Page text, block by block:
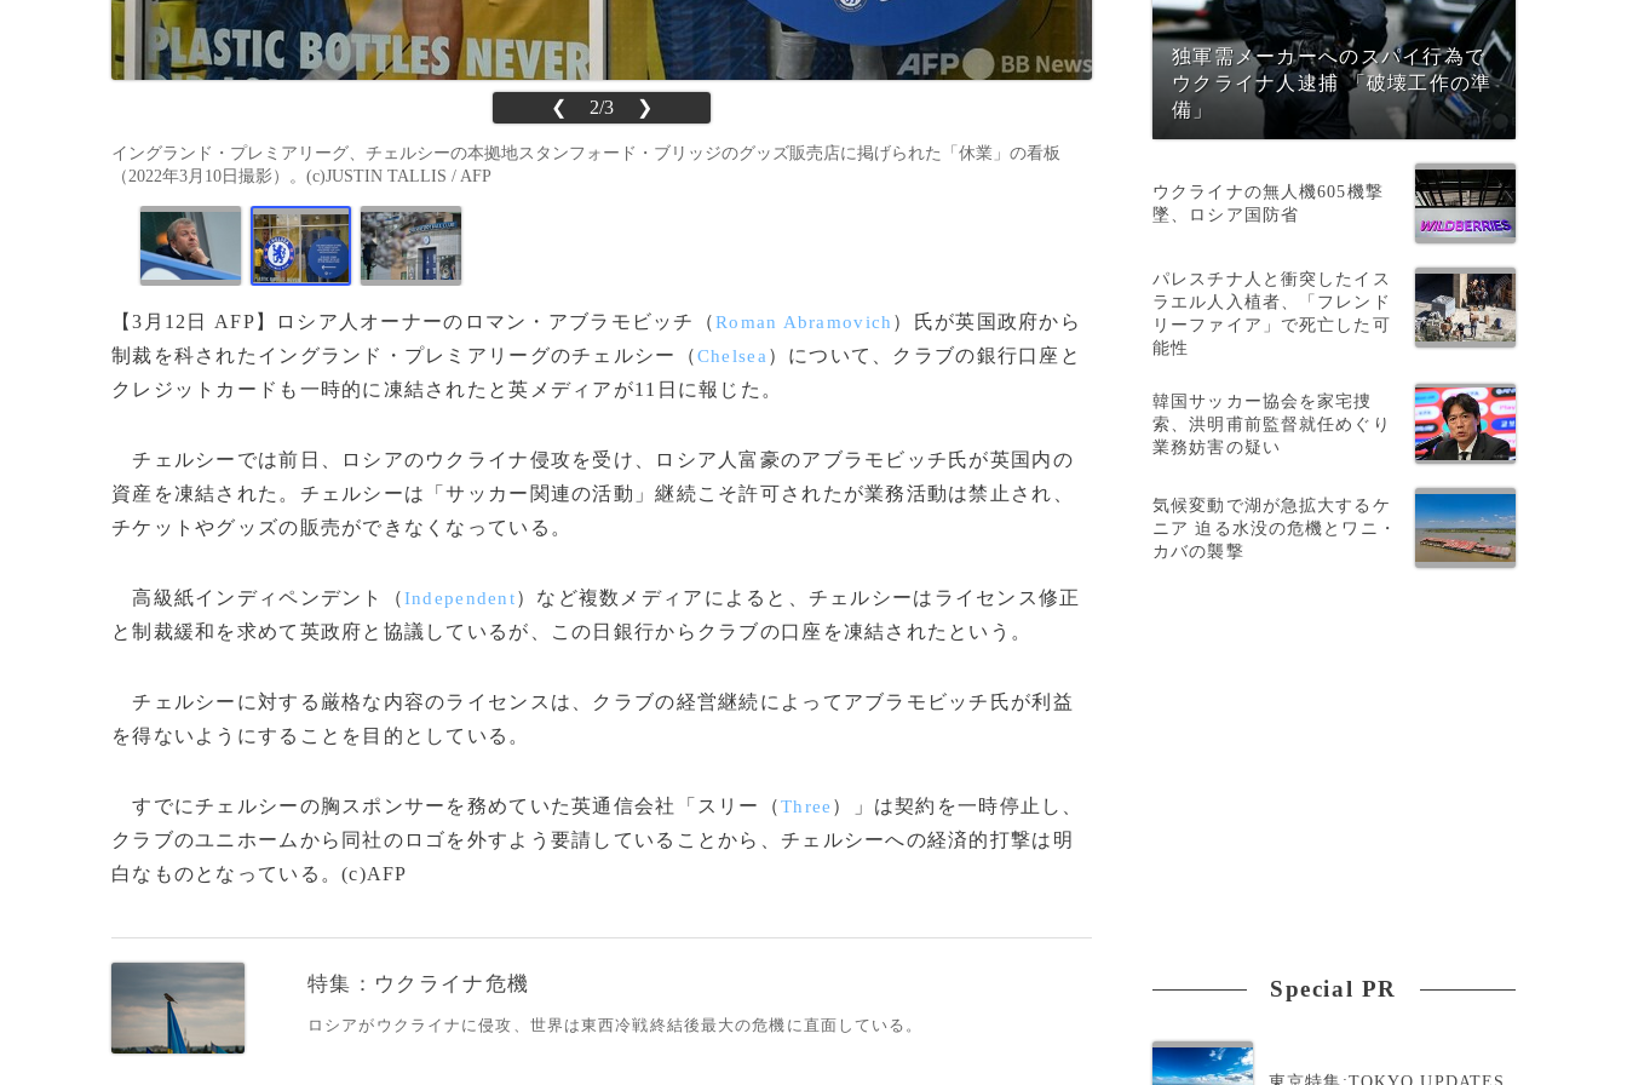
❮ 2/3 ❯
イングランド・プレミアリーグ、チェルシーの本拠地スタンフォード・ブリッジのグッズ販売店に掲げられた「休業」の看板
（2022年3月10日撮影）。(c)JUSTIN TALLIS / AFP
【3月12日 AFP】ロシア人オーナーのロマン・アブラモビッチ（Roman Abramovich ）氏が英国政府から
制裁を科されたイングランド・プレミアリーグのチェルシー（Chelsea ）について、クラブの銀行口座と
クレジットカードも一時的に凍結されたと英メディアが11日に報じた。
チェルシーでは前日、ロシアのウクライナ侵攻を受け、ロシア人富豪のアブラモビッチ氏が英国内の
資産を凍結された。チェルシーは「サッカー関連の活動」継続こそ許可されたが業務活動は禁止され、
チケットやグッズの販売ができなくなっている。
高級紙インディペンデント（Independent）など複数メディアによると、チェルシーはライセンス修正
と制裁緩和を求めて英政府と協議しているが、この日銀行からクラブの口座を凍結されたという。
チェルシーに対する厳格な内容のライセンスは、クラブの経営継続によってアブラモビッチ氏が利益
を得ないようにすることを目的としている。
すでにチェルシーの胸スポンサーを務めていた英通信会社「スリー（Three ）」は契約を一時停止し、
クラブのユニホームから同社のロゴを外すよう要請していることから、チェルシーへの経済的打撃は明
白なものとなっている。(c)AFP
特集：ウクライナ危機
ロシアがウクライナに侵攻、世界は東西冷戦終結後最大の危機に直面している。
独軍需メーカーへのスパイ行為で
ウクライナ人逮捕 「破壊工作の準
備」
ウクライナの無人機605機撃
墜、ロシア国防省
パレスチナ人と衝突したイス
ラエル人入植者、「フレンド
リーファイア」で死亡した可
能性
韓国サッカー協会を家宅捜
索、洪明甫前監督就任めぐり
業務妨害の疑い
気候変動で湖が急拡大するケ
ニア 迫る水没の危機とワニ・
カバの襲撃
Special PR
東京特集:TOKYO UPDATES